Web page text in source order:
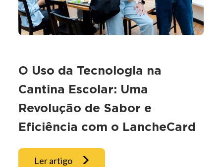
O Uso da Tecnologia na
Cantina Escolar: Uma
Revolução de Sabor e
Eficiência com o LancheCard
Ler artigo